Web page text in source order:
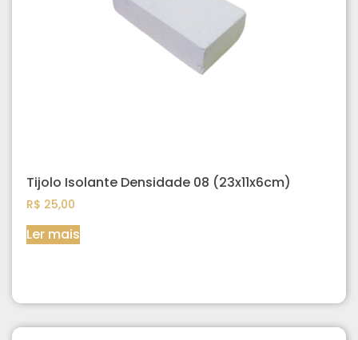
Tijolo Isolante Densidade 08 (23x11x6cm)
R$ 25,00
Ler mais